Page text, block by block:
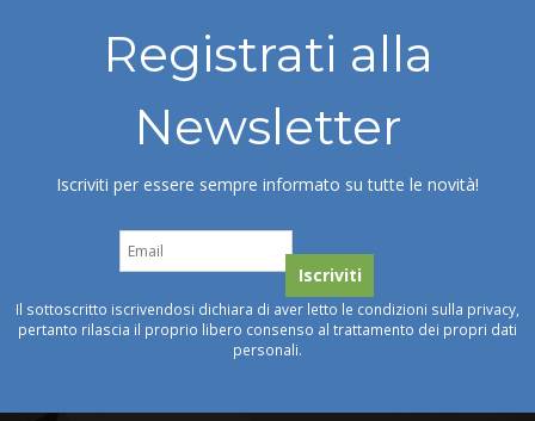
Registrati alla
Newsletter
Iscriviti per essere sempre informato su tutte le novità!
Il sottoscritto iscrivendosi dichiara di aver letto le condizioni sulla privacy,
pertanto rilascia il proprio libero consenso al trattamento dei propri dati
personali.